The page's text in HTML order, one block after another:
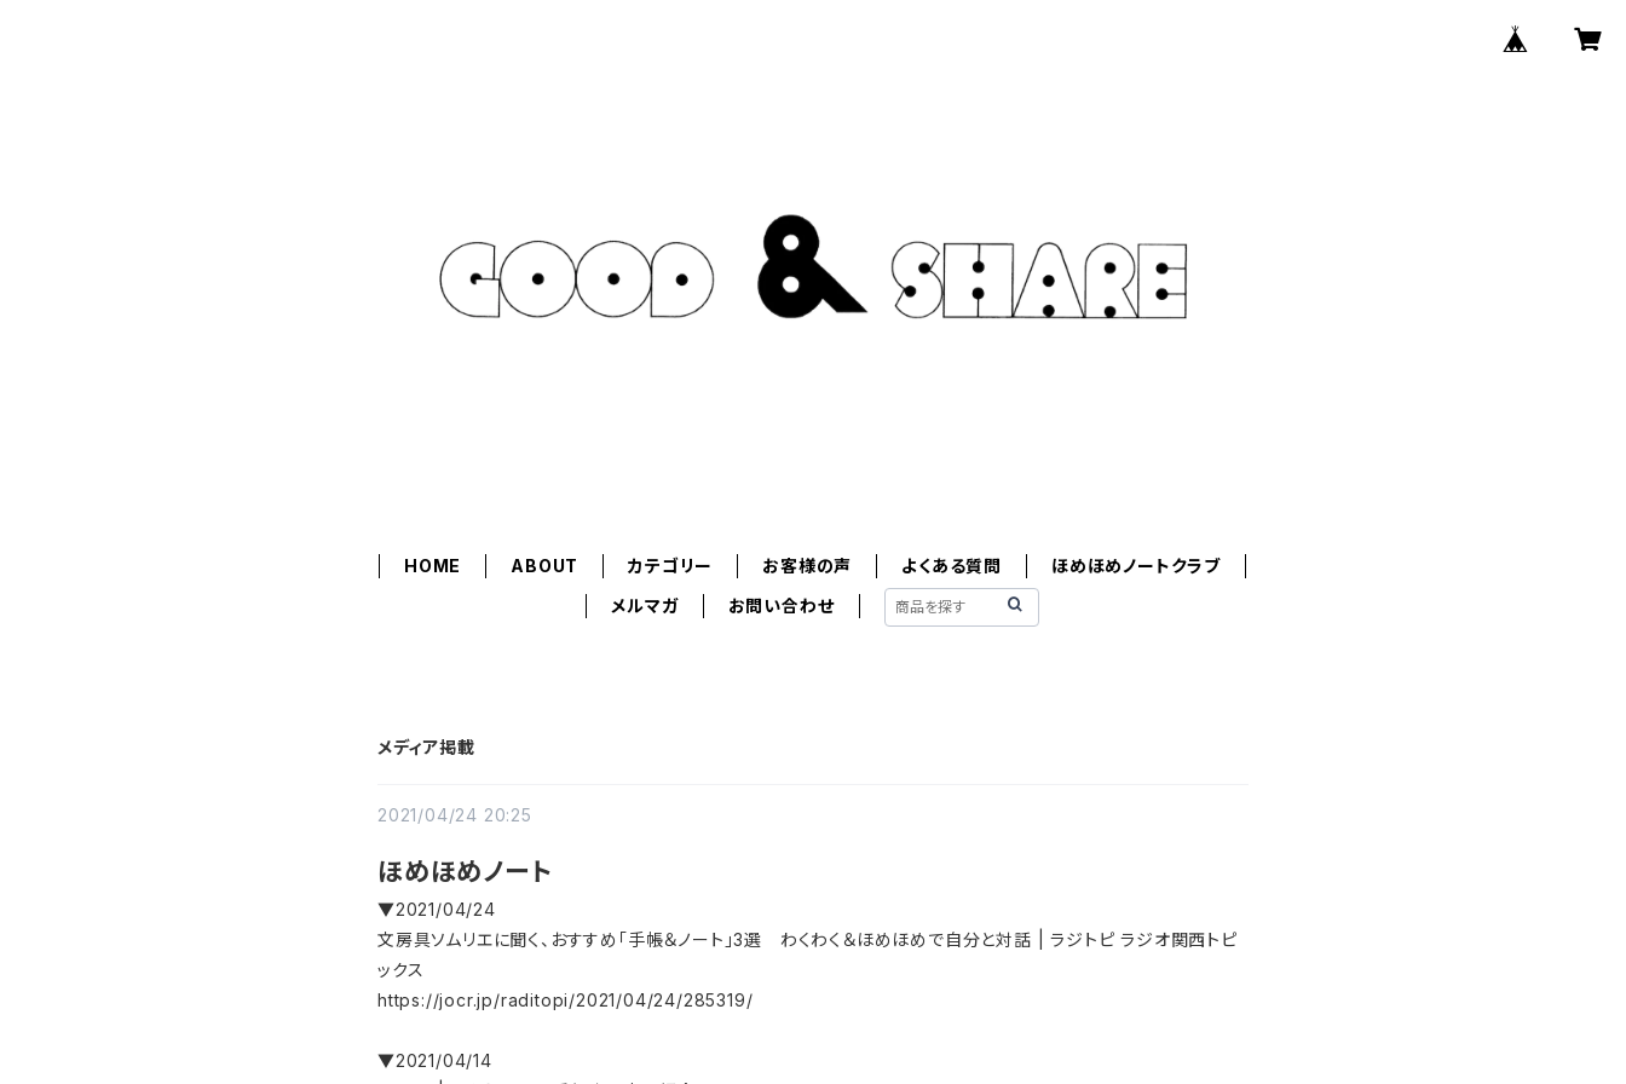
HOME ABOUT カテゴリー お客様の声 よくある質問
ほめほめノートクラブ
メルマガ
お問い合わせ
メディア掲載
2021/04/24 20:25
ほめほめノート
▼2021/04/24
文房具ソムリエに聞く、おすすめ「手帳＆ノート」3選 わくわく＆ほめほめで自分と対話 | ラジトピ ラジオ関西トピ
ックス
https://jocr.jp/raditopi/2021/04/24/285319/
▼2021/04/14